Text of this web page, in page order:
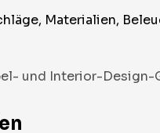
Materialien,
und Interior-Design-